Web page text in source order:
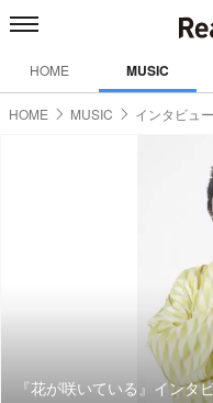
HOME MUSIC
HOME MUSIC インタビュー
『花が咲いている』インタ